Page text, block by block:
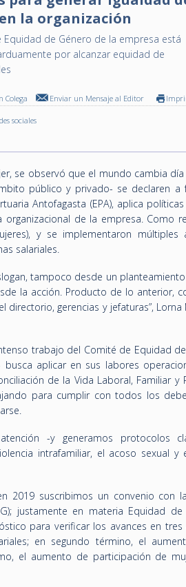
la organización
Equidad de Género de la empresa está
por alcanzar equidad de
Colega Enviar un Mensaje al Editor
sociales
se observó que el mundo cambia
público y privado- se declaren a
Antofagasta (EPA), aplica
de la empresa. Como
y se implementaron múltiples
salariales.
tampoco desde un
la acción. Producto de lo anterior,
gerencias y jefaturas”, Lorna
trabajo del Comité de Equidad
aplicar en sus labores
de la Vida Laboral, Familiar y
para cumplir con todos los
-y generamos protocolos
intrafamiliar, el acoso sexual y
2019 suscribimos un convenio con
justamente en materia Equidad de
para verificar los avances en tres
en segundo término, el
el aumento de participación de